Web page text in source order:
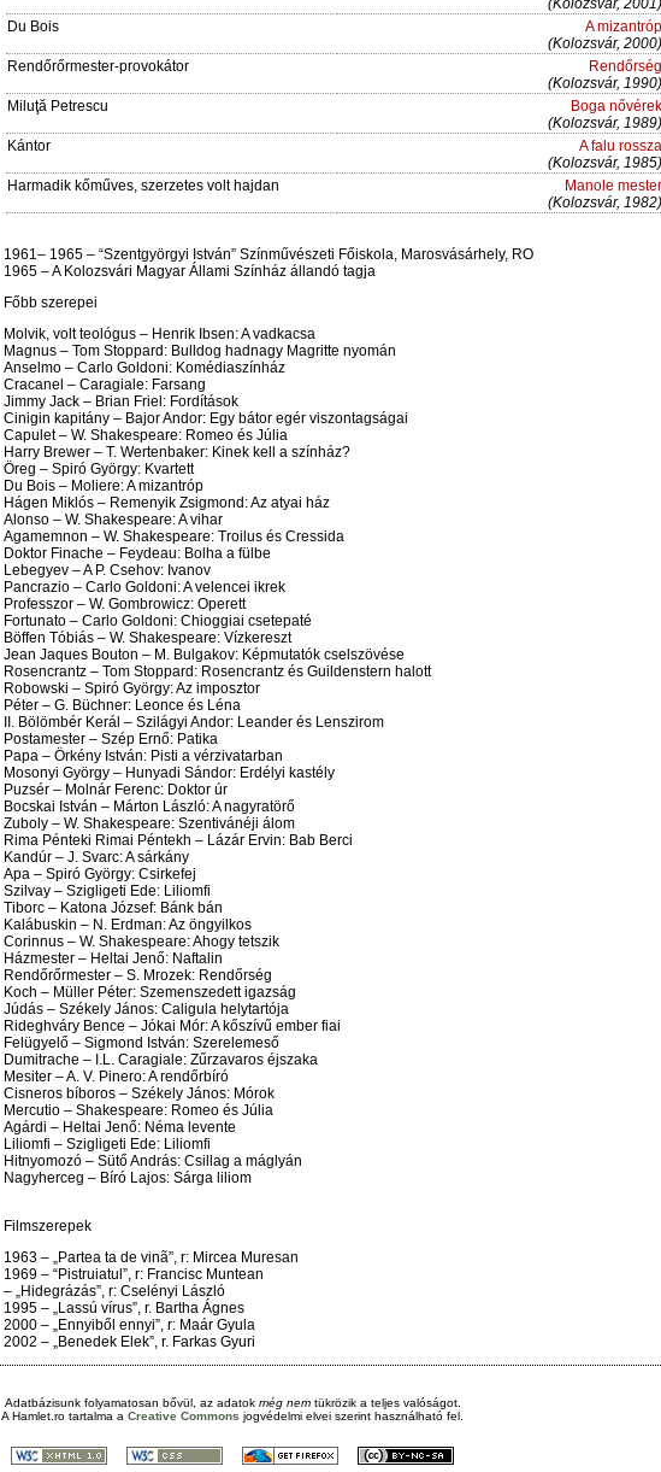
(Kolozsvár, 2001)
Du Bois
A mizantróp
(Kolozsvár, 2000)
Rendőrőrmester-provokátor
Rendőrség
(Kolozsvár, 1990)
Miluţă Petrescu
Boga nővérek
(Kolozsvár, 1989)
Kántor
A falu rossza
(Kolozsvár, 1985)
Harmadik kőműves, szerzetes volt hajdan
Manole mester
(Kolozsvár, 1982)
1961– 1965 – “Szentgyörgyi István” Színművészeti Főiskola, Marosvásárhely, RO
1965 – A Kolozsvári Magyar Állami Színház állandó tagja
Főbb szerepei
Molvik, volt teológus – Henrik Ibsen: A vadkacsa
Magnus – Tom Stoppard: Bulldog hadnagy Magritte nyomán
Anselmo – Carlo Goldoni: Komédiaszínház
Cracanel – Caragiale: Farsang
Jimmy Jack – Brian Friel: Fordítások
Cinigin kapitány – Bajor Andor: Egy bátor egér viszontagságai
Capulet – W. Shakespeare: Romeo és Júlia
Harry Brewer – T. Wertenbaker: Kinek kell a színház?
Öreg – Spiró György: Kvartett
Du Bois – Moliere: A mizantróp
Hágen Miklós – Remenyik Zsigmond: Az atyai ház
Alonso – W. Shakespeare: A vihar
Agamemnon – W. Shakespeare: Troilus és Cressida
Doktor Finache – Feydeau: Bolha a fülbe
Lebegyev – A P. Csehov: Ivanov
Pancrazio – Carlo Goldoni: A velencei ikrek
Professzor – W. Gombrowicz: Operett
Fortunato – Carlo Goldoni: Chioggiai csetepaté
Böffen Tóbiás – W. Shakespeare: Vízkereszt
Jean Jaques Bouton – M. Bulgakov: Képmutatók cselszövése
Rosencrantz – Tom Stoppard: Rosencrantz és Guildenstern halott
Robowski – Spiró György: Az imposztor
Péter – G. Büchner: Leonce és Léna
II. Bölömbér Kerál – Szilágyi Andor: Leander és Lenszirom
Postamester – Szép Ernő: Patika
Papa – Örkény István: Pisti a vérzivatarban
Mosonyi György – Hunyadi Sándor: Erdélyi kastély
Puzsér – Molnár Ferenc: Doktor úr
Bocskai István – Márton László: A nagyratörő
Zuboly – W. Shakespeare: Szentivánéji álom
Rima Pénteki Rimai Péntekh – Lázár Ervin: Bab Berci
Kandúr – J. Svarc: A sárkány
Apa – Spiró György: Csirkefej
Szilvay – Szigligeti Ede: Liliomfi
Tiborc – Katona József: Bánk bán
Kalábuskin – N. Erdman: Az öngyilkos
Corinnus – W. Shakespeare: Ahogy tetszik
Házmester – Heltai Jenő: Naftalin
Rendőrőrmester – S. Mrozek: Rendőrség
Koch – Müller Péter: Szemenszedett igazság
Júdás – Székely János: Caligula helytartója
Rideghváry Bence – Jókai Mór: A kőszívű ember fiai
Felügyelő – Sigmond István: Szerelemeső
Dumitrache – I.L. Caragiale: Zűrzavaros éjszaka
Mesiter – A. V. Pinero: A rendőrbíró
Cisneros bíboros – Székely János: Mórok
Mercutio – Shakespeare: Romeo és Júlia
Agárdi – Heltai Jenő: Néma levente
Liliomfi – Szigligeti Ede: Liliomfi
Hitnyomozó – Sütő András: Csillag a máglyán
Nagyherceg – Bíró Lajos: Sárga liliom
Filmszerepek
1963 – „Partea ta de vinã”, r: Mircea Muresan
1969 – “Pistruiatul”, r: Francisc Muntean
– „Hidegrázás”, r: Cselényi László
1995 – „Lassú vírus”, r. Bartha Ágnes
2000 – „Ennyiből ennyi”, r: Maár Gyula
2002 – „Benedek Elek”, r. Farkas Gyuri
Adatbázisunk folyamatosan bővül, az adatok még nemtükrözik a teljes valóságot.
A Hamlet.ro tartalma a Creative Commons jogvédelmi elvei szerint használható fel.